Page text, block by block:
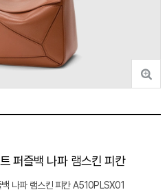
퍼즐백 나파 램스킨 피칸
나파 램스킨 피칸 A510PLSX01